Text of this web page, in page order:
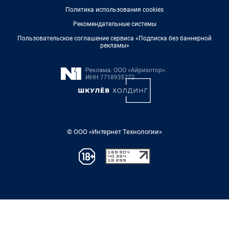
Политика использования cookies
Рекомендательные системы
Пользовательское соглашение сервиса «Подписка без баннерной
рекламы»
© ООО «Интернет Технологии»